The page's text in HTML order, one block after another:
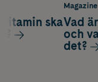
skaVad
och
det?